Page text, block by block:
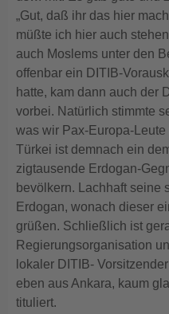
„Gut, daß ihr das hier
müßte ich hier auch
auch Moslems unter den
offenbar ein DITIB-
hatte, kam dann auch der
vorbei. Natürlich stimmte
was wir Pax-Europa-
Türkei ist demnach ein
zigtausende Erdogan-
bevölkern. Lachhaft seine
Erdogan, wonach dieser
grüßen. Schließlich ist
Regierungsorganisation
lokaler DITIB-
eben aus Ankara, kaum
tituliert.